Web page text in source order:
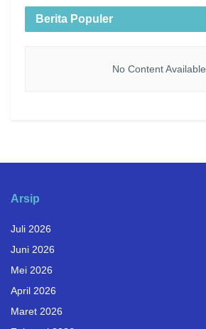
Berita Populer
No Content Available
Arsip
Juli 2026
Juni 2026
Mei 2026
April 2026
Maret 2026